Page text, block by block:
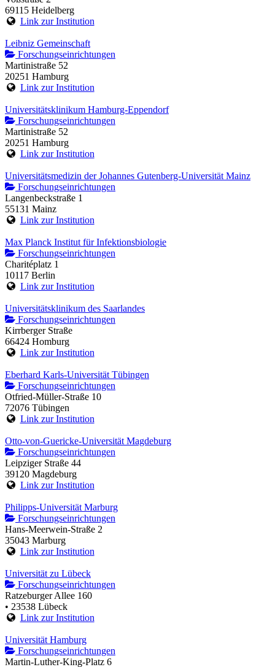
69115 Heidelberg
Link zur Institution
Leibniz Gemeinschaft
Forschungseinrichtungen
Martinistraße 52
20251 Hamburg
Link zur Institution
Universitätsklinikum Hamburg-Eppendorf
Forschungseinrichtungen
Martinistraße 52
20251 Hamburg
Link zur Institution
Universitätsmedizin der Johannes Gutenberg-Universität Mainz
Forschungseinrichtungen
Langenbeckstraße 1
55131 Mainz
Link zur Institution
Max Planck Institut für Infektionsbiologie
Forschungseinrichtungen
Charitéplatz 1
10117 Berlin
Link zur Institution
Universitätsklinikum des Saarlandes
Forschungseinrichtungen
Kirrberger Straße
66424 Homburg
Link zur Institution
Eberhard Karls-Universität Tübingen
Forschungseinrichtungen
Otfried-Müller-Straße 10
72076 Tübingen
Link zur Institution
Otto-von-Guericke-Universität Magdeburg
Forschungseinrichtungen
Leipziger Straße 44
39120 Magdeburg
Link zur Institution
Philipps-Universität Marburg
Forschungseinrichtungen
Hans-Meerwein-Straße 2
35043 Marburg
Link zur Institution
Universität zu Lübeck
Forschungseinrichtungen
Ratzeburger Allee 160
• 23538 Lübeck
Link zur Institution
Universität Hamburg
Forschungseinrichtungen
Martin-Luther-King-Platz 6